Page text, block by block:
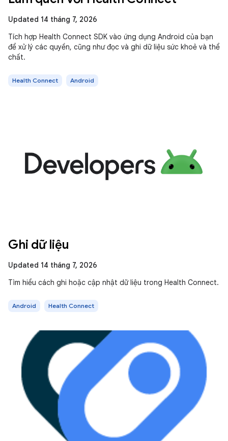
Updated 14 tháng 7, 2026
Tích hợp Health Connect SDK vào ứng dụng Android của bạn
để xử lý các quyền, cũng như đọc và ghi dữ liệu sức khoẻ và thể
chất.
Health Connect Android
Ghi dữ liệu
Updated 14 tháng 7, 2026
Tìm hiểu cách ghi hoặc cập nhật dữ liệu trong Health Connect.
Android Health Connect